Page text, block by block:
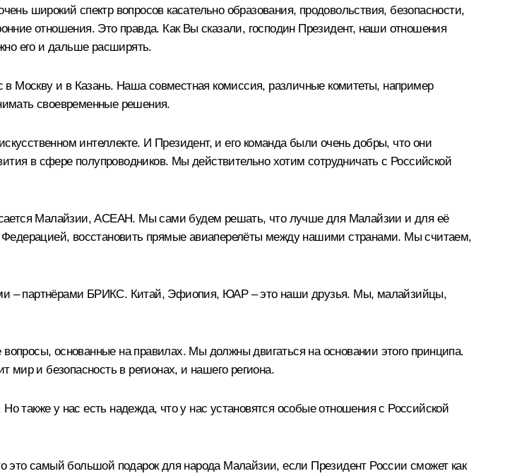
широкий спектр вопросов касательно образования, продовольствия, безопасности,
отношения. Это правда. Как Вы сказали, господин Президент, наши отношения
его и дальше расширять.
Москву и в Казань. Наша совместная комиссия, различные комитеты, например
своевременные решения.
интеллекте. И Президент, и его команда были очень добры, что они
в сфере полупроводников. Мы действительно хотим сотрудничать с Российской
Малайзии, АСЕАН. Мы сами будем решать, что лучше для Малайзии и для её
восстановить прямые авиаперелёты между нашими странами. Мы считаем,
– партнёрами БРИКС. Китай, Эфиопия, ЮАР – это наши друзья. Мы, малайзийцы,
основанные на правилах. Мы должны двигаться на основании этого принципа.
мир и безопасность в регионах, и нашего региона.
также у нас есть надежда, что у нас установятся особые отношения с Российской
самый большой подарок для народа Малайзии, если Президент России сможет как